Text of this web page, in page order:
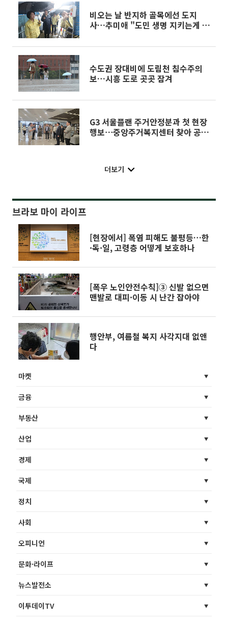
비오는 날 반지하 골목에선 도지
사…추미애 "도민 생명 지키는게 도
수도권 장대비에 도림천 침수주의
보…시흥 도로 곳곳 잠겨
G3 서울플랜 주거안정분과 첫 현장
행보⋯중앙주거복지센터 찾아 공약
더보기
브라보 마이 라이프
[현장에서] 폭염 피해도 불평등…한
·독·일, 고령층 어떻게 보호하나
[폭우 노인안전수칙]③ 신발 없으면
맨발로 대피·이동 시 난간 잡아야
행안부, 여름철 복지 사각지대 없앤
다
마켓
금융
부동산
산업
경제
국제
정치
사회
오피니언
문화·라이프
뉴스발전소
이투데이TV